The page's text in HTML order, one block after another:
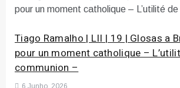
Tiago Ramalho | LII | 19 | Glosas a
pour un moment catholique –
communion –
6 Junho, 2026